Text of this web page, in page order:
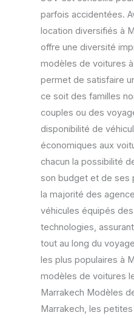
parfois accidentées.
location diversifiés à
offre une diversité
modèles de voitures
permet de satisfaire
ce soit des familles
couples ou des
disponibilité de
économiques aux
chacun la possibilité
son budget et de ses
la majorité des
véhicules équipés
technologies,
tout au long du
les plus populaires à
modèles de voitures
Marrakech Modèles
Marrakech, les